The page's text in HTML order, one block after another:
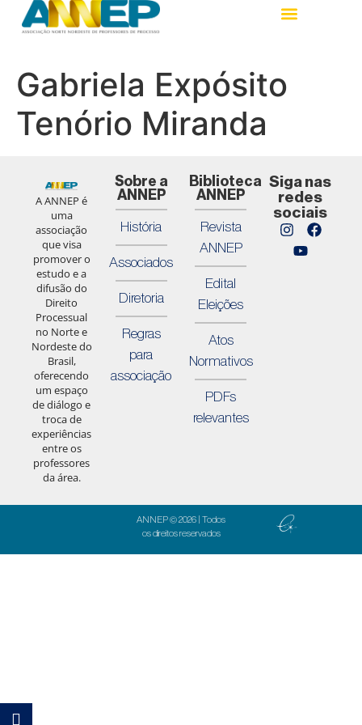
Gabriela Expósito
Tenório Miranda
A ANNEP é
uma
associação
que visa
promover o
estudo e a
difusão do
Direito
Processual
no Norte e
Nordeste do
Brasil,
oferecendo
um espaço
de diálogo e
troca de
experiências
entre os
professores
da área.
Sobre a
ANNEP
História
Associados
Diretoria
Regras
para
associação
Biblioteca
ANNEP
Revista
ANNEP
Edital
Eleições
Atos
Normativos
PDFs
relevantes
Siga nas
redes
sociais
ANNEP © 2026 | Todos
os direitos reservados